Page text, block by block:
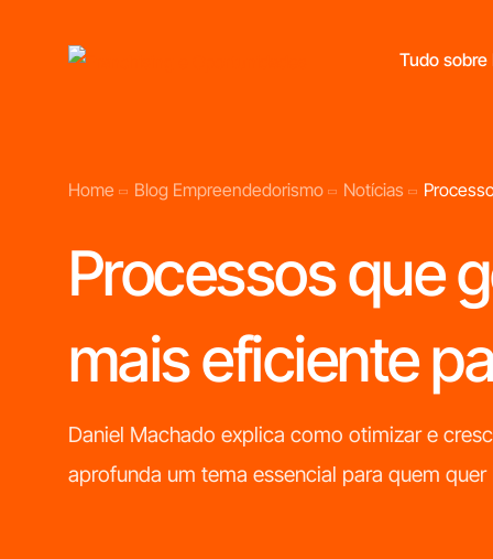
Tudo sobre
Home Blog Empreendedorismo Notícias
Processos que
mais eficiente
Daniel Machado explica como otimizar e
aprofunda um tema essencial para quem